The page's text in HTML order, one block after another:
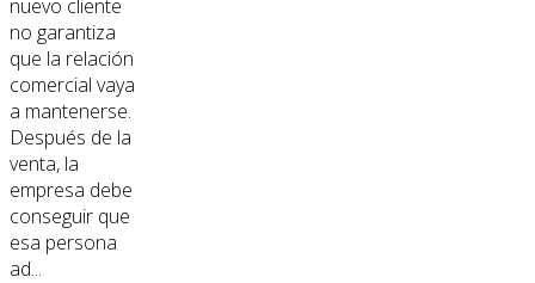
nuevo cliente
no garantiza
que la relación
comercial vaya
a mantenerse.
Después de la
venta, la
empresa debe
conseguir que
esa persona
ad...